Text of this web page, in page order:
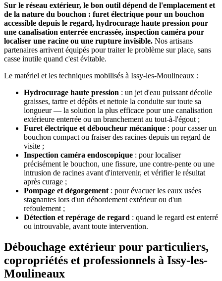
Sur le réseau extérieur, le bon outil dépend de l'emplacement et
de la nature du bouchon : furet électrique pour un bouchon
accessible depuis le regard, hydrocurage haute pression pour
une canalisation enterrée encrassée, inspection caméra pour
localiser une racine ou une rupture invisible. Nos artisans
partenaires arrivent équipés pour traiter le problème sur place, sans
casse inutile quand c'est évitable.
Le matériel et les techniques mobilisés à Issy-les-Moulineaux :
Hydrocurage haute pression : un jet d'eau puissant décolle
graisses, tartre et dépôts et nettoie la conduite sur toute sa
longueur — la solution la plus efficace pour une canalisation
extérieure enterrée ou un branchement au tout-à-l'égout ;
Furet électrique et déboucheur mécanique : pour casser un
bouchon compact ou fraiser des racines depuis un regard de
visite ;
Inspection caméra endoscopique : pour localiser
précisément le bouchon, une fissure, une contre-pente ou une
intrusion de racines avant d'intervenir, et vérifier le résultat
après curage ;
Pompage et dégorgement : pour évacuer les eaux usées
stagnantes lors d'un débordement extérieur ou d'un
refoulement ;
Détection et repérage de regard : quand le regard est enterré
ou introuvable, avant toute intervention.
Débouchage extérieur pour particuliers,
copropriétés et professionnels à Issy-les-
Moulineaux